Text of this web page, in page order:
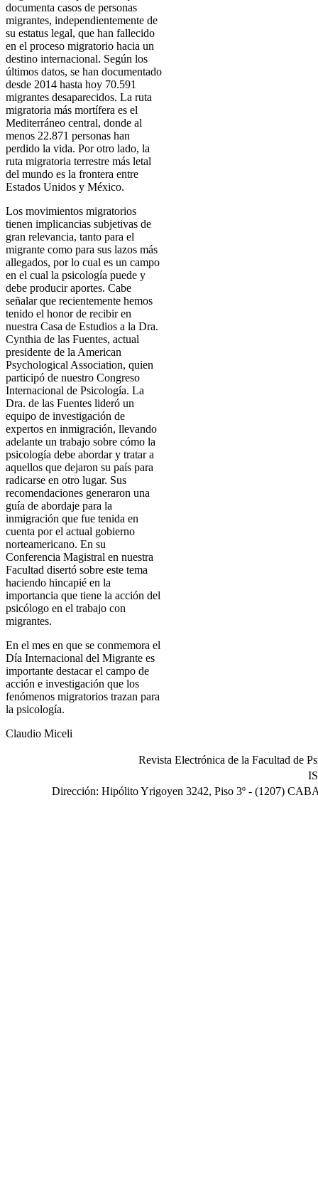
documenta casos de personas
migrantes, independientemente de
su estatus legal, que han fallecido
en el proceso migratorio hacia un
destino internacional. Según los
últimos datos, se han documentado
desde 2014 hasta hoy 70.591
migrantes desaparecidos. La ruta
migratoria más mortífera es el
Mediterráneo central, donde al
menos 22.871 personas han
perdido la vida. Por otro lado, la
ruta migratoria terrestre más letal
del mundo es la frontera entre
Estados Unidos y México.
Los movimientos migratorios
tienen implicancias subjetivas de
gran relevancia, tanto para el
migrante como para sus lazos más
allegados, por lo cual es un campo
en el cual la psicología puede y
debe producir aportes. Cabe
señalar que recientemente hemos
tenido el honor de recibir en
nuestra Casa de Estudios a la Dra.
Cynthia de las Fuentes, actual
presidente de la American
Psychological Association, quien
participó de nuestro Congreso
Internacional de Psicología. La
Dra. de las Fuentes lideró un
equipo de investigación de
expertos en inmigración, llevando
adelante un trabajo sobre cómo la
psicología debe abordar y tratar a
aquellos que dejaron su país para
radicarse en otro lugar. Sus
recomendaciones generaron una
guía de abordaje para la
inmigración que fue tenida en
cuenta por el actual gobierno
norteamericano. En su
Conferencia Magistral en nuestra
Facultad disertó sobre este tema
haciendo hincapié en la
importancia que tiene la acción del
psicólogo en el trabajo con
migrantes.
En el mes en que se conmemora el
Día Internacional del Migrante es
importante destacar el campo de
acción e investigación que los
fenómenos migratorios trazan para
la psicología.
Claudio Miceli
Revista Electrónica de la Facultad de
Dirección: Hipólito Yrigoyen 3242, Piso 3º - (1207)